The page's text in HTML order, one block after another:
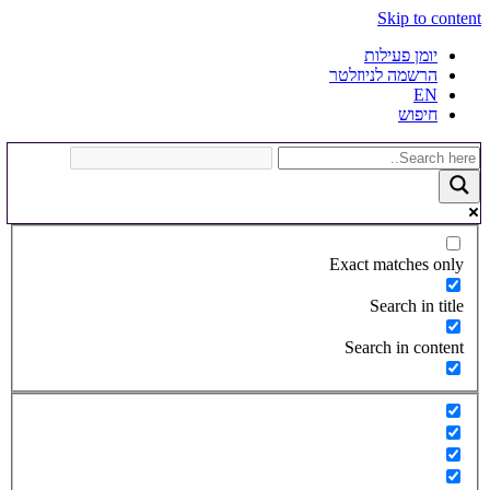
Skip to content
יומן פעילות
הרשמה לניוזלטר
EN
חיפוש
Exact matches only
Search in title
Search in content